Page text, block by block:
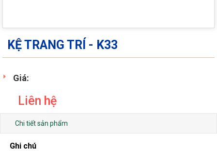
KỆ TRANG TRÍ - K33
Giá:
Liên hệ
Chi tiết sản phẩm
Ghi chú